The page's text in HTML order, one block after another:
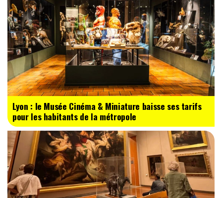
Lyon : le Musée Cinéma & Miniature baisse ses tarifs
pour les habitants de la métropole